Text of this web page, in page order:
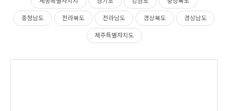
충청남도 전라북도 전라남도 경상북도 경상남도
제주특별자치도